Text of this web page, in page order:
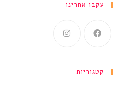
עקבו אחרינו
קטגוריות